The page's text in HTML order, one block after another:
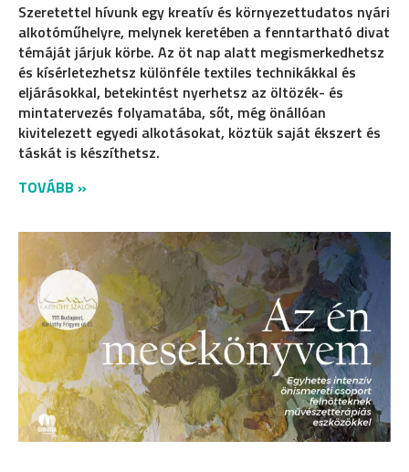
Szeretettel hívunk egy kreatív és környezettudatos nyári
alkotóműhelyre, melynek keretében a fenntartható divat
témáját járjuk körbe. Az öt nap alatt megismerkedhetsz
és kísérletezhetsz különféle textiles technikákkal és
eljárásokkal, betekintést nyerhetsz az öltözék- és
mintatervezés folyamatába, sőt, még önállóan
kivitelezett egyedi alkotásokat, köztük saját ékszert és
táskát is készíthetsz.
TOVÁBB »